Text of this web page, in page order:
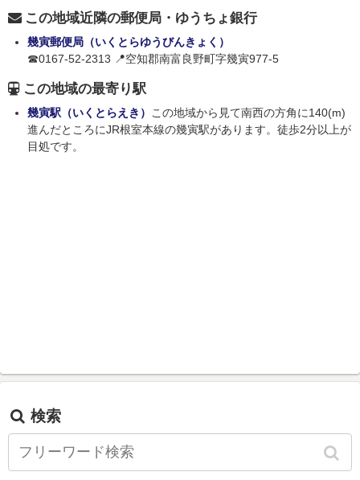
この地域近隣の郵便局・ゆうちょ銀行
幾寅郵便局（いくとらゆうびんきょく）
☎0167-52-2313 📍空知郡南富良野町字幾寅977-5
この地域の最寄り駅
幾寅駅（いくとらえき） この地域から見て南西の方角に140(m)
進んだところにJR根室本線の幾寅駅があります。徒歩2分以上が
目処です。
検索